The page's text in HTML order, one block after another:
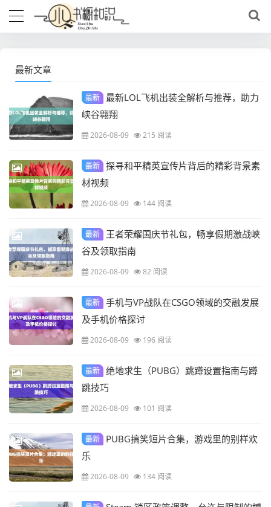
最新文章
最新 最新LOL飞机出装全解析与推荐，助力
峡谷翱翔
2026-08-09 215 阅读
最新 探寻和平精英宣传片背后的精彩背景素
材视频
2026-08-09 144 阅读
最新
王者荣耀国庆节礼包，畅享假期激战峡
谷及领取指南
2026-08-09 82 阅读
最新 手机与VP战队在CSGO领域的交融发展
及手机价格探讨
2026-08-09 196 阅读
最新 绝地求生（PUBG）跳蹲设置指南与蹲
跳技巧
2026-08-09 101 阅读
最新
PUBG搞笑短片合集，游戏里的别样欢
乐
2026-08-09 134 阅读